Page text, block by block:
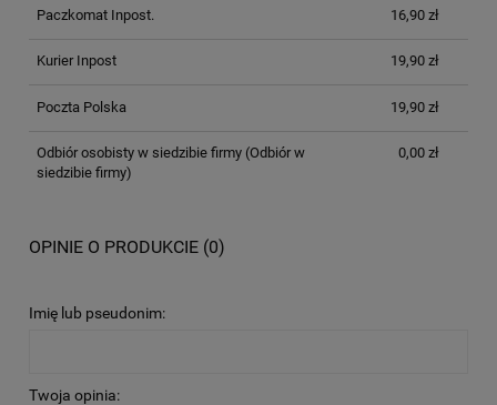
Paczkomat Inpost. 16,90 zł
Kurier Inpost 19,90 zł
Poczta Polska 19,90 zł
Odbiór osobisty w siedzibie firmy(Odbiór w
siedzibie firmy)
0,00 zł
OPINIE O PRODUKCIE (0)
Imię lub pseudonim:
Twoja opinia: